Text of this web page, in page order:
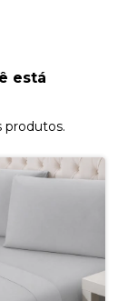
está
produtos.